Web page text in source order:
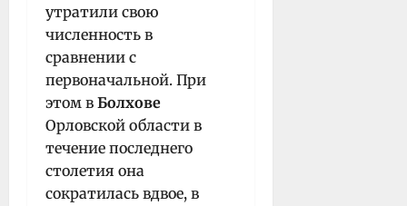
утратили свою
численность в
сравнении с
первоначальной. При
этом в Болхове
Орловской области в
течение последнего
столетия она
сократилась вдвое, в